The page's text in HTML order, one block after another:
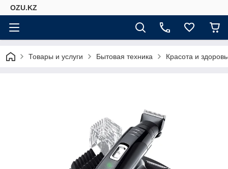
OZU.KZ
Товары и услуги Бытовая техника Красота и